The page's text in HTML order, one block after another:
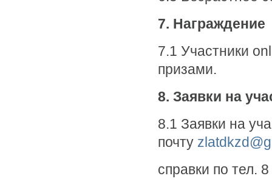
7. Награждение
7.1 Участники
призами.
8. Заявки на
8.1 Заявки на
почту
справки по тел.